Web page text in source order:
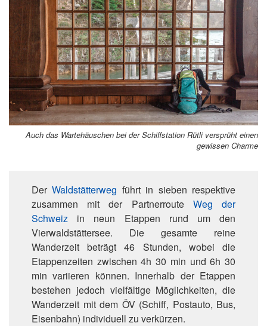
Auch das Wartehäuschen bei der Schiffstation Rütli versprüht einen
gewissen Charme
DerWaldstätterweg führt in sieben respektive
zusammen mit der Partnerroute Weg der
Schweiz in neun Etappen rund um den
Vierwaldstättersee. Die gesamte reine
Wanderzeit beträgt 46 Stunden, wobei die
Etappenzeiten zwischen 4h 30 min und 6h 30
min variieren können. Innerhalb der Etappen
bestehen jedoch vielfältige Möglichkeiten, die
Wanderzeit mit dem ÖV (Schiff, Postauto, Bus,
Eisenbahn) individuell zu verkürzen.